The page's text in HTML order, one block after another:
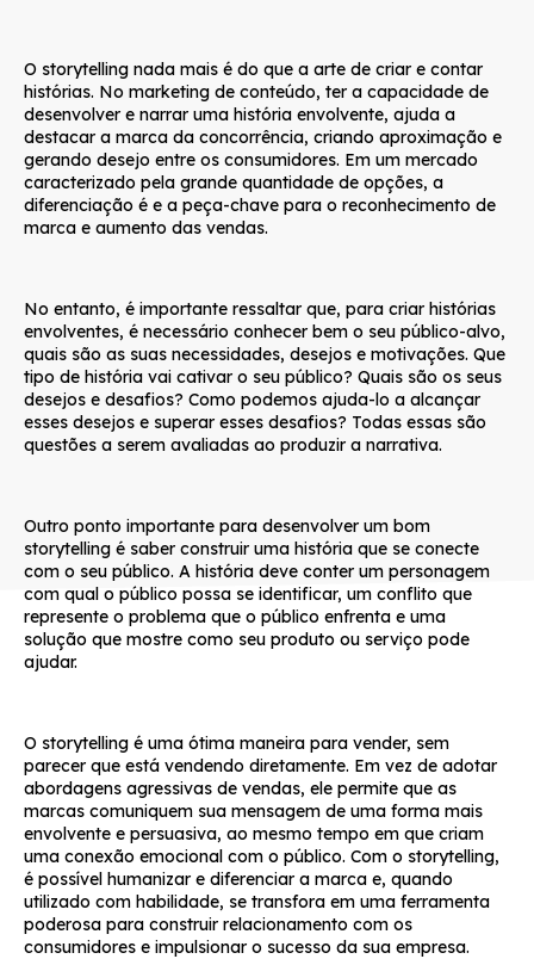
O storytelling nada mais é do que a arte de criar e contar
histórias. No marketing de conteúdo, ter a capacidade de
desenvolver e narrar uma história envolvente, ajuda a
destacar a marca da concorrência, criando aproximação e
gerando desejo entre os consumidores. Em um mercado
caracterizado pela grande quantidade de opções, a
diferenciação é e a peça-chave para o reconhecimento de
marca e aumento das vendas.
No entanto, é importante ressaltar que, para criar histórias
envolventes, é necessário conhecer bem o seu público-alvo,
quais são as suas necessidades, desejos e motivações. Que
tipo de história vai cativar o seu público? Quais são os seus
desejos e desafios? Como podemos ajuda-lo a alcançar
esses desejos e superar esses desafios? Todas essas são
questões a serem avaliadas ao produzir a narrativa.
Outro ponto importante para desenvolver um bom
storytelling é saber construir uma história que se conecte
com o seu público. A história deve conter um personagem
com qual o público possa se identificar, um conflito que
represente o problema que o público enfrenta e uma
solução que mostre como seu produto ou serviço pode
ajudar.
O storytelling é uma ótima maneira para vender, sem
parecer que está vendendo diretamente. Em vez de adotar
abordagens agressivas de vendas, ele permite que as
marcas comuniquem sua mensagem de uma forma mais
envolvente e persuasiva, ao mesmo tempo em que criam
uma conexão emocional com o público. Com o storytelling,
é possível humanizar e diferenciar a marca e, quando
utilizado com habilidade, se transfora em uma ferramenta
poderosa para construir relacionamento com os
consumidores e impulsionar o sucesso da sua empresa.